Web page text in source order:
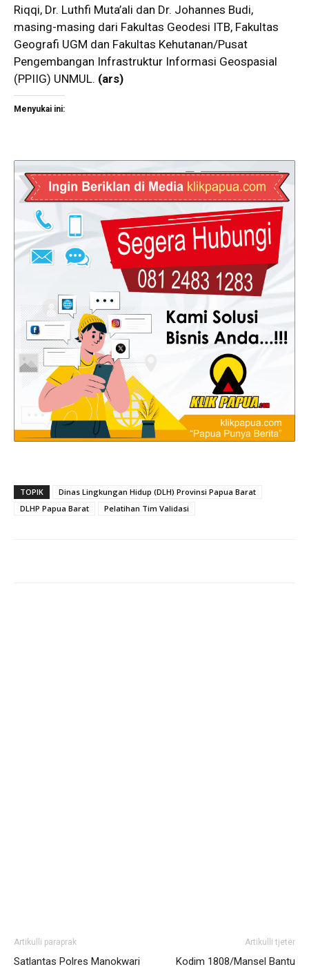
Riqqi, Dr. Luthfi Muta’ali dan Dr. Johannes Budi,
masing-masing dari Fakultas Geodesi ITB, Fakultas
Geografi UGM dan Fakultas Kehutanan/Pusat
Pengembangan Infrastruktur Informasi Geospasial
(PPIIG) UNMUL. (ars)
Menyukai ini:
TOPIK
Dinas Lingkungan Hidup (DLH) Provinsi Papua Barat
DLHP Papua Barat
Pelatihan Tim Validasi
Artikulli paraprak
Satlantas Polres Manokwari
Artikulli tjetër
Kodim 1808/Mansel Bantu